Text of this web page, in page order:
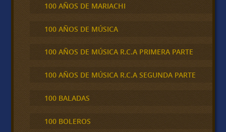
100 AÑOS DE MARIACHI
100 AÑOS DE MÚSICA
100 AÑOS DE MÚSICA R.C.A PRIMERA PARTE
100 AÑOS DE MÚSICA R.C.A SEGUNDA PARTE
100 BALADAS
100 BOLEROS